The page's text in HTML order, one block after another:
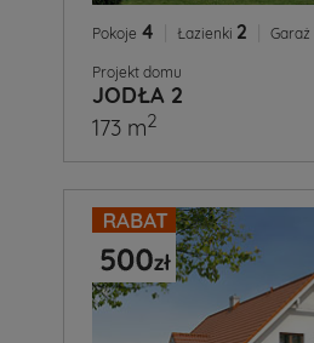
Pokoje 4 Łazienki 2 Garaż
Projekt domu
JODŁA 2
173 m2